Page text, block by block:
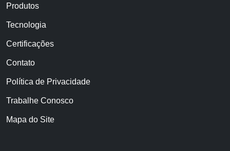
Produtos
Tecnologia
Certificações
Contato
Política de Privacidade
Trabalhe Conosco
Mapa do Site